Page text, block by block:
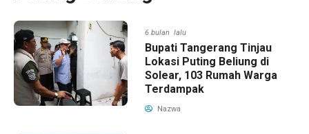
6 bulan lalu
Bupati Tangerang Tinjau
Lokasi Puting Beliung di
Solear, 103 Rumah Warga
Terdampak
Nazwa